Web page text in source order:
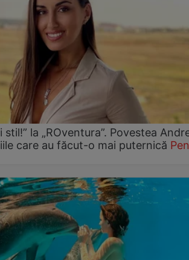
stil!” la „ROventura”. Povestea
care au făcut-o mai puternică